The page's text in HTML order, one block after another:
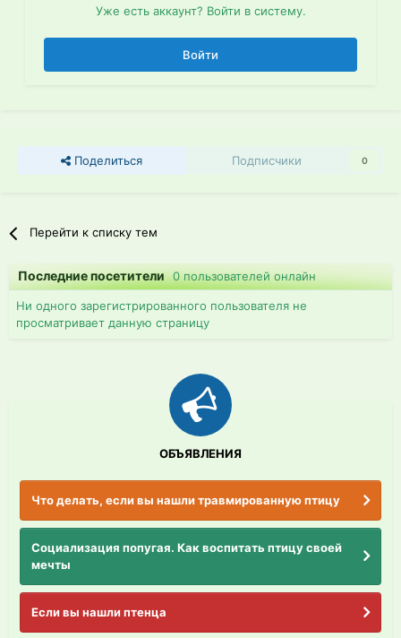
Уже есть аккаунт? Войти в систему.
Войти
Поделиться Подписчики 0
Перейти к списку тем
Последние посетители0 пользователей онлайн
Ни одного зарегистрированного пользователя не
просматривает данную страницу
ОБЪЯВЛЕНИЯ
Что делать, если вы нашли травмированную птицу
Социализация попугая. Как воспитать птицу своей
мечты
Если вы нашли птенца